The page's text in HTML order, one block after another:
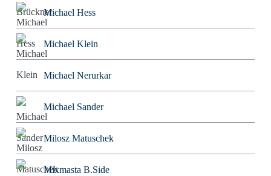
Michael Hess
Michael Klein
Michael Nerurkar
Michael Sander
Milosz Matuschek
Mixmasta B.Side